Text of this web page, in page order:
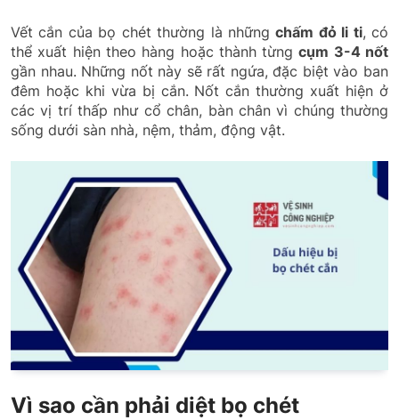
Vết cắn của bọ chét thường là nhữngchấm đỏ li ti, có
thể xuất hiện theo hàng hoặc thành từngcụm 3-4 nốt
gần nhau. Những nốt này sẽ rất ngứa, đặc biệt vào ban
đêm hoặc khi vừa bị cắn. Nốt cắn thường xuất hiện ở
các vị trí thấp như cổ chân, bàn chân vì chúng thường
sống dưới sàn nhà, nệm, thảm, động vật.
Vì sao cần phải diệt bọ chét